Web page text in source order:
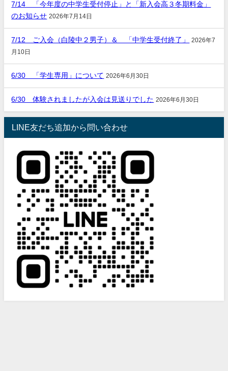
7/14 「今年度の中学生受付停止」と「新入会高３冬期料金」
のお知らせ 2026年7月14日
7/12 ご入会（白陵中２男子）＆ 「中学生受付終了」
2026年7
月10日
6/30 「学生専用」について 2026年6月30日
6/30 体験されましたが入会は見送りでした 2026年6月30日
LINE友だち追加から問い合わせ